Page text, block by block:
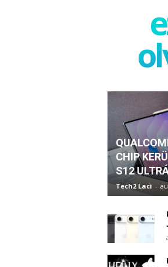
CHIP
S12
Tech2 Laci -